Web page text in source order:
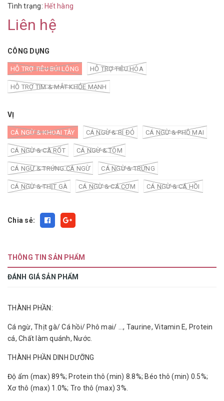
Tình trạng: Hết hàng
Liên hệ
CÔNG DỤNG
HỖ TRỢ TIÊU BÚI LÔNG HỖ TRỢ TIÊU HÓA
HỖ TRỢ TIM & MẮT KHỎE MẠNH
VỊ
CÁ NGỪ & KHOAI TÂY CÁ NGỪ & BÍ ĐỎ CÁ NGỪ & PHÔ MAI
CÁ NGỪ & CÀ RỐT CÁ NGỪ & TÔM
CÁ NGỪ & TRỨNG CÁ NGỪ CÁ NGỪ & TRỨNG
CÁ NGỪ & THỊT GÀ CÁ NGỪ & CÁ CƠM CÁ NGỪ & CÁ HỒI
Chia sẻ:
THÔNG TIN SẢN PHẨM
ĐÁNH GIÁ SẢN PHẨM
THÀNH PHẦN:
Cá ngừ, Thịt gà/ Cá hồi/ Phô mai/ ..., Taurine, Vitamin E, Protein
cá, Chất làm quánh, Nước.
THÀNH PHẦN DINH DƯỠNG
Độ ẩm (max) 89%; Protein thô (min) 8.8%; Béo thô (min) 0.5%;
Xơ thô (max) 1.0%; Tro thô (max) 3%.